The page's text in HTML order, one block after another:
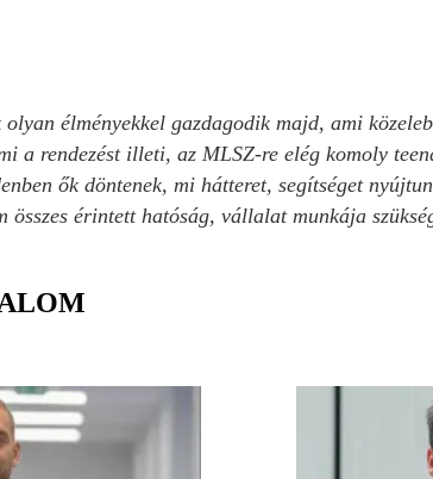
élményekkel gazdagodik majd, ami
a rendezést illeti, az MLSZ-re elég komoly
ők döntenek, mi hátteret, segítséget
összes érintett hatóság, vállalat munkája